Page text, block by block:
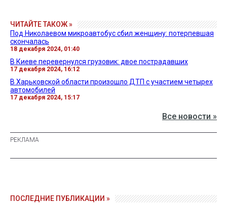
ЧИТАЙТЕ ТАКОЖ »
Под Николаевом микроавтобус сбил женщину: потерпевшая
скончалась
18 декабря 2024, 01:40
В Киеве перевернулся грузовик: двое пострадавших
17 декабря 2024, 16:12
В Харьковской области произошло ДТП с участием четырех
автомобилей
17 декабря 2024, 15:17
Все новости »
ПОСЛЕДНИЕ ПУБЛИКАЦИИ »